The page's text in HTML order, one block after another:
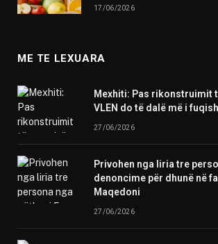
17/06/2026
ME TE LEXUARA
Mexhiti: Pas rikonstruimit
VLEN do të dalë më i
27/06/2026
Privohen nga liria tre
denoncime për dhunë në
Maqedoni
27/06/2026